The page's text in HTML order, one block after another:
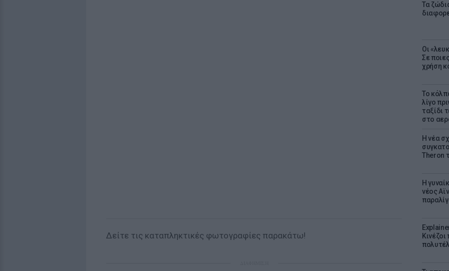
Τα
Οι
Σε
χρήση
Το
λίγο
ταξίδι
στο
Η νέα
Theron
Η
νέος
Δείτε τις καταπληκτικές φωτογραφίες παρακάτω!